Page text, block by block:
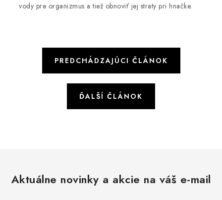
vody pre organizmus a tiež obnoviť jej straty pri hnačke.
PREDCHÁDZAJÚCI ČLÁNOK
ĎALŠÍ ČLÁNOK
Aktuálne novinky a akcie na váš e-mail